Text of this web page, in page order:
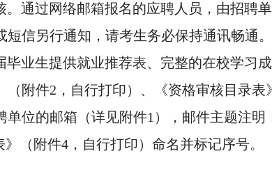
通过网络邮箱报名的应聘人员，由招聘
信另行通知，请考生务必保持通讯畅通。
毕业生提供就业推荐表、完整的在校学习
附件2，自行打印）、《资格审核目录
位的邮箱（详见附件1），邮件主题注
（附件4，自行打印）命名并标记序号。